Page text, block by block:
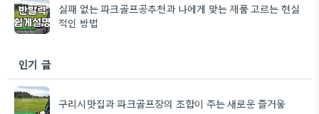
실패 없는 파크골프공추천과 나에게 맞는 제품 고르는 현실
적인 방법
인기 글
구리시맛집과 파크골프장의 조합이 주는 새로운 즐거움